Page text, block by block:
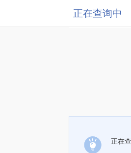
正在查询中
正在